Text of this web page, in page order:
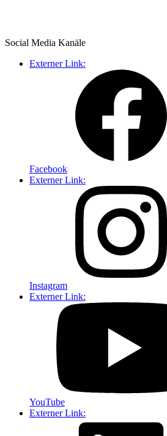
Social Media Kanäle
Externer Link:
Facebook
Externer Link:
Instagram
Externer Link:
YouTube
Externer Link: